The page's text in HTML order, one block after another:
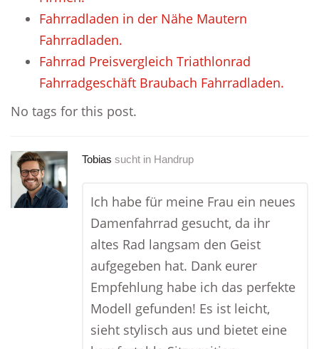
Fahrradladen in der Nähe Mautern
Fahrradladen.
Fahrrad Preisvergleich Triathlonrad
Fahrradgeschäft Braubach Fahrradladen.
No tags for this post.
Tobias sucht in Handrup
Ich habe für meine Frau ein neues
Damenfahrrad gesucht, da ihr
altes Rad langsam den Geist
aufgegeben hat. Dank eurer
Empfehlung habe ich das perfekte
Modell gefunden! Es ist leicht,
sieht stylisch aus und bietet eine